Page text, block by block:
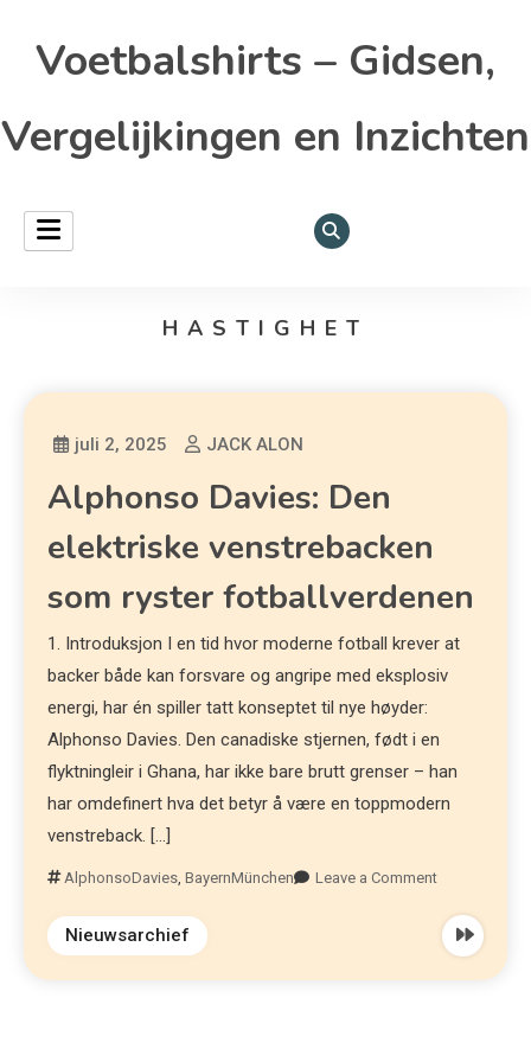
Voetbalshirts – Gidsen,
Vergelijkingen en Inzichten
HASTIGHET
juli 2, 2025 JACK ALON
Alphonso Davies: Den
elektriske venstrebacken
som ryster fotballverdenen
1. Introduksjon I en tid hvor moderne fotball krever at
backer både kan forsvare og angripe med eksplosiv
energi, har én spiller tatt konseptet til nye høyder:
Alphonso Davies. Den canadiske stjernen, født i en
flyktningleir i Ghana, har ikke bare brutt grenser – han
har omdefinert hva det betyr å være en toppmodern
venstreback. […]
AlphonsoDavies,BayernMünchen Leave a Comment
Nieuwsarchief